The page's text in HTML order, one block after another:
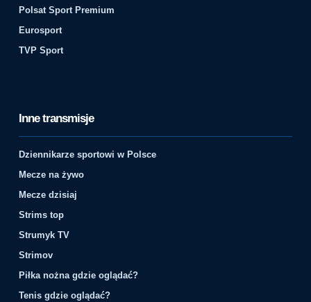
Polsat Sport Premium
Eurosport
TVP Sport
Inne transmisje
Dziennikarze sportowi w Polsce
Mecze na żywo
Mecze dzisiaj
Strims top
Strumyk TV
Strimov
Piłka nożna gdzie oglądać?
Tenis gdzie oglądać?